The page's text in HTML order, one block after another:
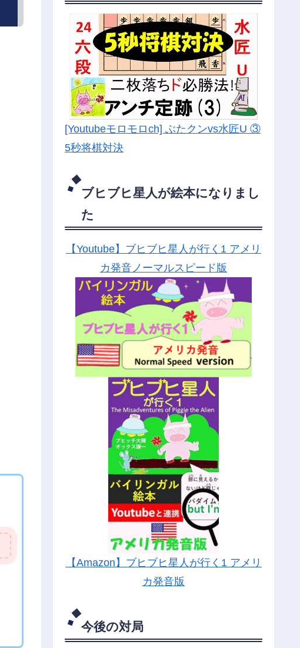
[Youtubeモロモロch] ぶたクンvs水匠U ③
5秒将棋対決
ブヒブヒ星人が絵本になりまし
た
【Youtube】ブヒブヒ星人が行く1 アメリ
カ発音ノーマルスピード版
【Amazon】ブヒブヒ星人が行く1 アメリ
カ発音版
今後の対局